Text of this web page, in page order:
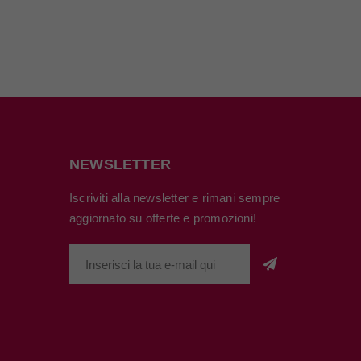
NEWSLETTER
Iscriviti alla newsletter e rimani sempre
aggiornato su offerte e promozioni!